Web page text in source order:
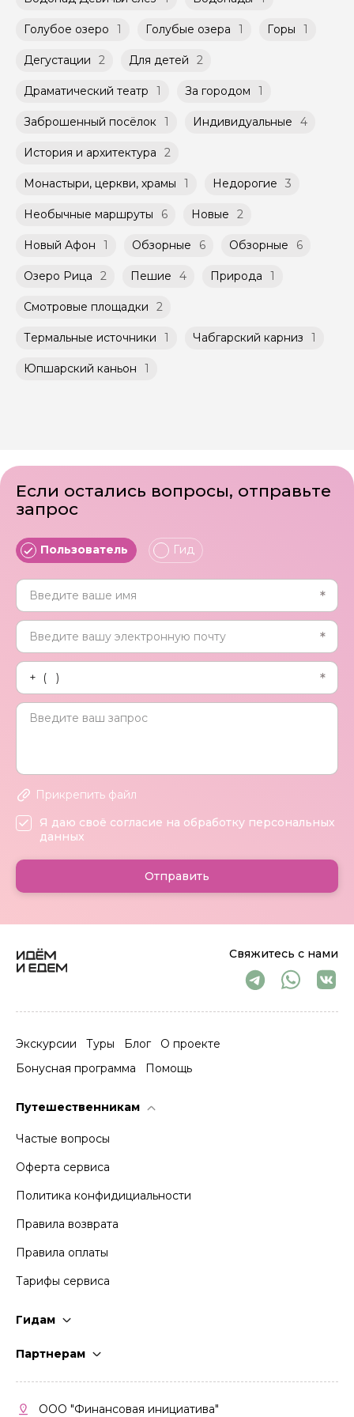
Агрегатором дополнительного соглашения
к Оферте Сервиса.
Способы оплаты на сайте: Картой
российского банка можно оплатить любую
экскурсию.
Мини-группы проводятся на тех же
условиях, что и групповые, но с количество
не более 10 человек)
Голубое озеро 1 Голубые озера 1 Горы 1
Дегустации 2 Для детей 2
Драматический театр 1 За городом 1
Заброшенный посёлок 1 Индивидуальные 4
История и архитектура 2
Монастыри, церкви, храмы 1 Недорогие 3
Необычные маршруты 6 Новые 2
Новый Афон 1 Обзорные 6 Обзорные 6
Озеро Рица 2 Пешие 4 Природа 1
Смотровые площадки 2
Термальные источники 1 Чабгарский карниз 1
Юпшарский каньон 1
Свяжитесь с нами
Экскурсии Туры Блог
О проекте
Бонусная программа
Помощь
Путешественникам
Частые вопросы
Оферта сервиса
Политика конфидициальности
Правила возврата
Правила оплаты
Тарифы сервиса
Гидам
Партнерам
Кабинет партнера
ООО "Финансовая инициатива"
Если остались вопросы, отправьте
запрос
Пользователь Гид
Прикрепить файл
Я даю своё согласие на обработку персональных
данных
Отправить